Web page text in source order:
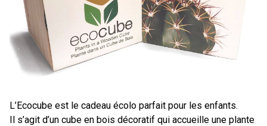
L’Ecocube est le cadeau écolo parfait pour les enfants.
Il s’agit d’un cube en bois décoratif qui accueille une plante